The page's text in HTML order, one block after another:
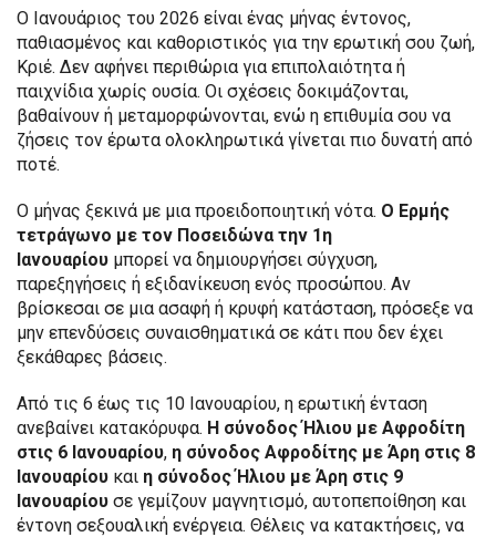
Ο Ιανουάριος του 2026 είναι ένας μήνας έντονος,
παθιασμένος και καθοριστικός για την ερωτική σου ζωή,
Κριέ. Δεν αφήνει περιθώρια για επιπολαιότητα ή
παιχνίδια χωρίς ουσία. Οι σχέσεις δοκιμάζονται,
βαθαίνουν ή μεταμορφώνονται, ενώ η επιθυμία σου να
ζήσεις τον έρωτα ολοκληρωτικά γίνεται πιο δυνατή από
ποτέ.
Ο μήνας ξεκινά με μια προειδοποιητική νότα. Ο Ερμής
τετράγωνο με τον Ποσειδώνα την 1η
Ιανουαρίου μπορεί να δημιουργήσει σύγχυση,
παρεξηγήσεις ή εξιδανίκευση ενός προσώπου. Αν
βρίσκεσαι σε μια ασαφή ή κρυφή κατάσταση, πρόσεξε να
μην επενδύσεις συναισθηματικά σε κάτι που δεν έχει
ξεκάθαρες βάσεις.
Από τις 6 έως τις 10 Ιανουαρίου, η ερωτική ένταση
ανεβαίνει κατακόρυφα. Η σύνοδος Ήλιου με Αφροδίτη
στις 6 Ιανουαρίου, η σύνοδος Αφροδίτης με Άρη στις 8
Ιανουαρίου και η σύνοδος Ήλιου με Άρη στις 9
Ιανουαρίου σε γεμίζουν μαγνητισμό, αυτοπεποίθηση και
έντονη σεξουαλική ενέργεια. Θέλεις να κατακτήσεις, να